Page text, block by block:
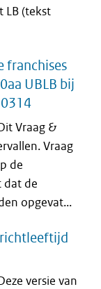
LB (tekst
franchises
UBLB bij
Vraag &
Vraag
de
dat de
opgevat...
versie van